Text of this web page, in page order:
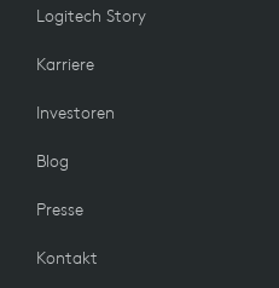
Logitech Story
Karriere
Investoren
Blog
Presse
Kontakt